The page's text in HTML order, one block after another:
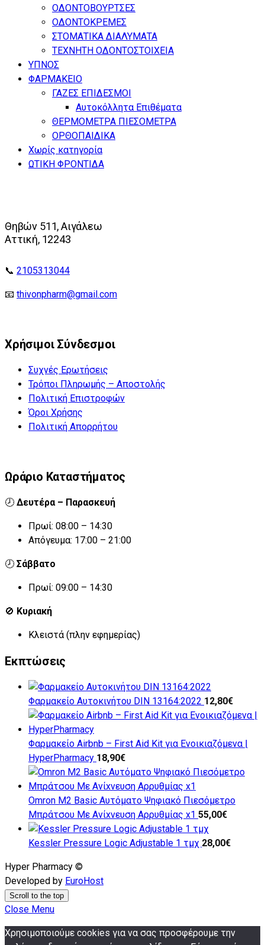
ΟΔΟΝΤΟΒΟΥΡΤΣΕΣ
ΟΔΟΝΤΟΚΡΕΜΕΣ
ΣΤΟΜΑΤΙΚΑ ΔΙΑΛΥΜΑΤΑ
ΤΕΧΝΗΤΗ ΟΔΟΝΤΟΣΤΟΙΧΕΙΑ
ΥΠΝΟΣ
ΦΑΡΜΑΚΕΙΟ
ΓΑΖΕΣ ΕΠΙΔΕΣΜΟΙ
Αυτοκόλλητα Επιθέματα
ΘΕΡΜΟΜΕΤΡΑ ΠΙΕΣΟΜΕΤΡΑ
ΟΡΘΟΠΑΙΔΙΚΑ
Χωρίς κατηγορία
ΩΤΙΚΗ ΦΡΟΝΤΙΔΑ
Θηβών 511, Αιγάλεω
Αττική, 12243
📞 2105313044
📧 thivonpharm@gmail.com
Χρήσιμοι Σύνδεσμοι
Συχνές Ερωτήσεις
Τρόποι Πληρωμής – Αποστολής
Πολιτική Επιστροφών
Όροι Χρήσης
Πολιτική Απορρήτου
Ωράριο Καταστήματος
🕗 Δευτέρα – Παρασκευή
Πρωί: 08:00 – 14:30
Απόγευμα: 17:00 – 21:00
🕗 Σάββατο
Πρωί: 09:00 – 14:30
🚫 Κυριακή
Κλειστά (πλην εφημερίας)
Εκπτώσεις
Φαρμακείο Αυτοκινήτου DIN 13164:2022 12,80€
Φαρμακείο Airbnb – First Aid Kit για Ενοικιαζόμενα |
HyperPharmacy 18,90€
Omron M2 Basic Αυτόματο Ψηφιακό Πιεσόμετρο
Μπράτσου Με Ανίxνευση Αρρυθμίας x1 55,00€
Kessler Pressure Logic Adjustable 1 τμχ 28,00€
Hyper Pharmacy ©
Developed by EuroHost
Scroll to the top
Close Menu
Χρησιμοποιούμε cookies για να σας προσφέρουμε την